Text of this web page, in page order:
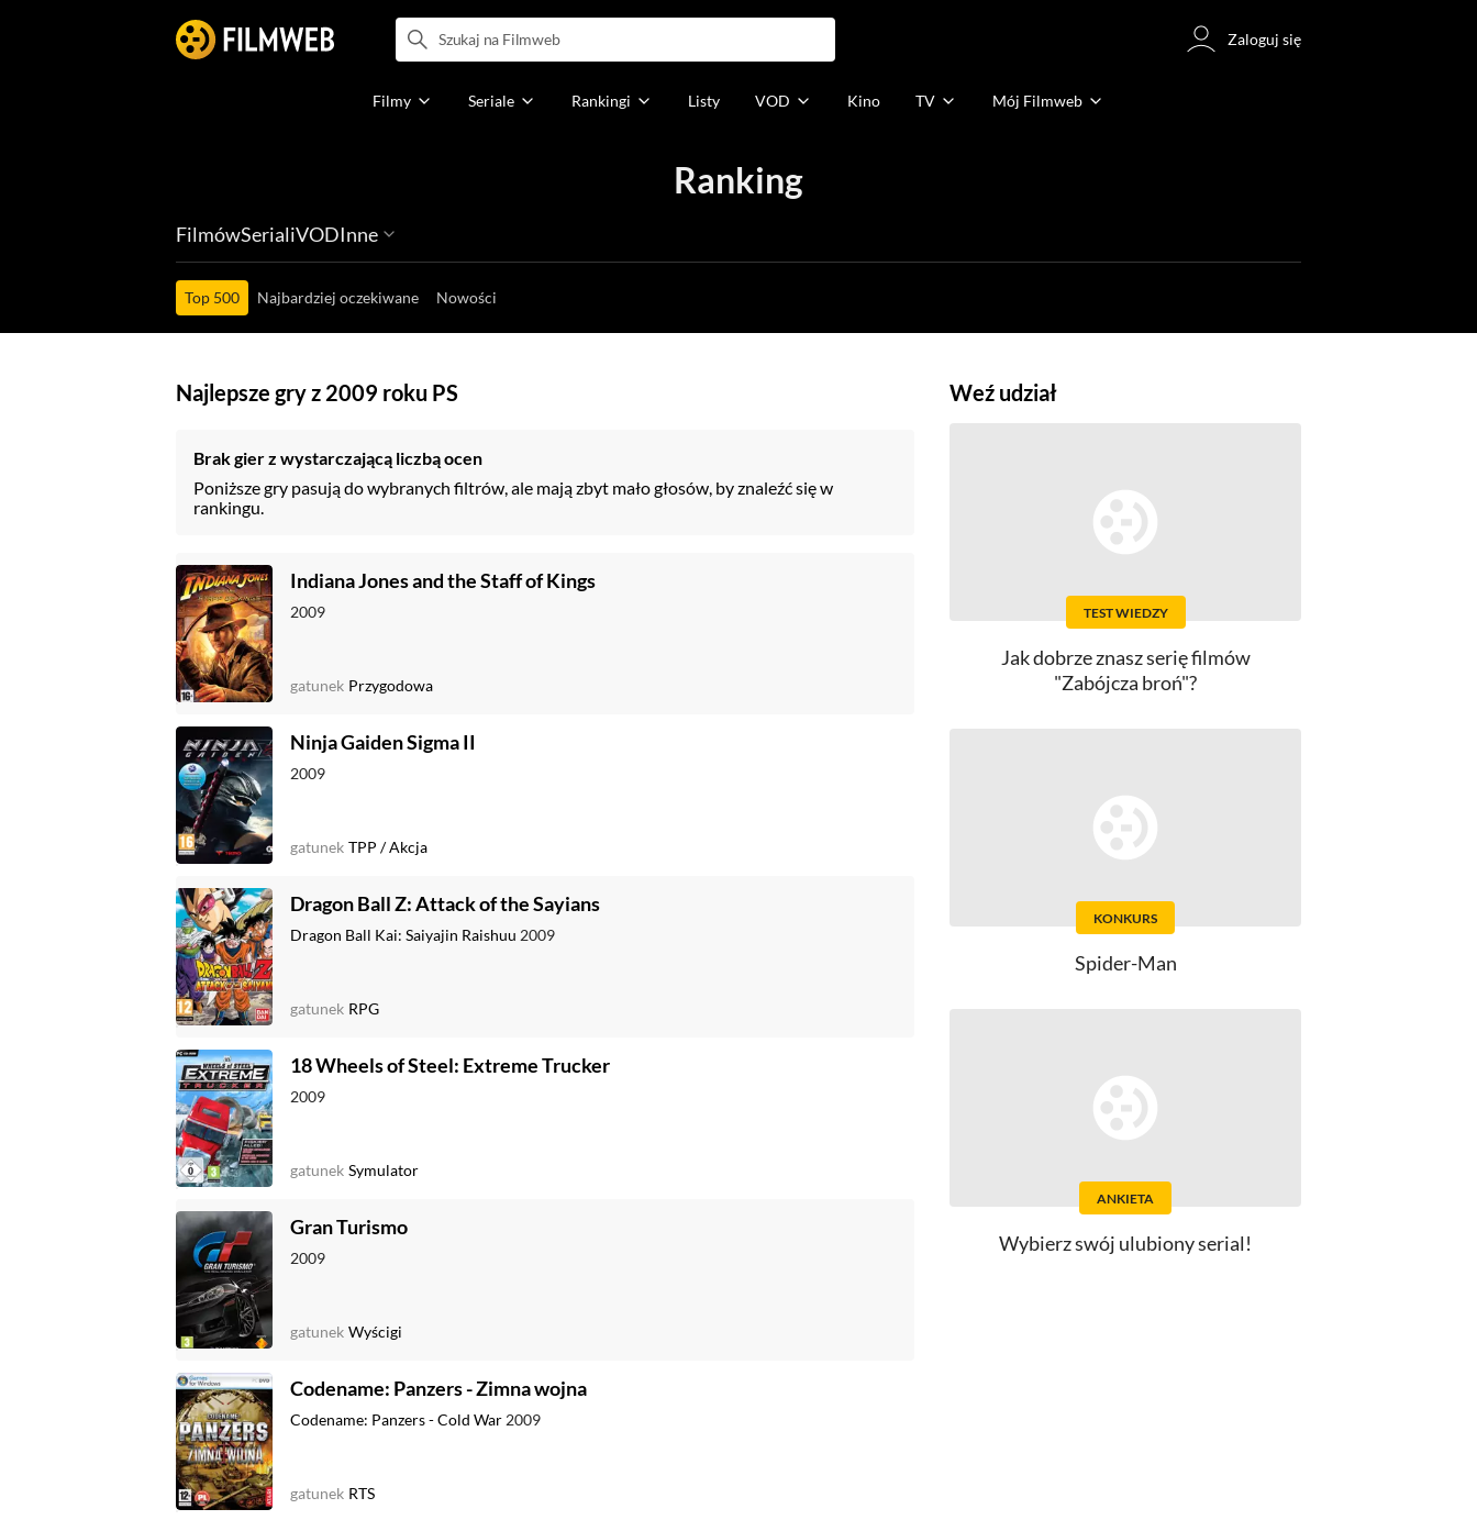
Zaloguj się
Filmy Seriale Rankingi Listy Mój Filmweb
VOD Kino TV
Ranking
Filmów Seriali VOD Inne
Top 500 Najbardziej oczekiwane Nowości
Najlepsze gry z 2009 roku PS
Brak gier z wystarczającą liczbą ocen
Poniższe gry pasują do wybranych filtrów, ale mają zbyt mało głosów, by znaleźć się w
rankingu.
Indiana Jones and the Staff of Kings
2009
gatunek Przygodowa
Ninja Gaiden Sigma II
2009
gatunek TPP /Akcja
Dragon Ball Z: Attack of the Sayians
Dragon Ball Kai: Saiyajin Raishuu 2009
gatunek RPG
18 Wheels of Steel: Extreme Trucker
2009
gatunek Symulator
Gran Turismo
2009
gatunek Wyścigi
Codename: Panzers - Zimna wojna
Codename: Panzers - Cold War 2009
gatunek RTS
Weź udział
TEST WIEDZY
Jak dobrze znasz serię filmów
"Zabójcza broń"?
KONKURS
Spider-Man
ANKIETA
Wybierz swój ulubiony serial!